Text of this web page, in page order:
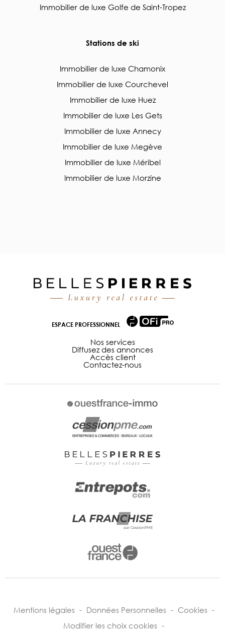
Immobilier de luxe Golfe de Saint-Tropez
Stations de ski
Immobilier de luxe Chamonix
Immobilier de luxe Courchevel
Immobilier de luxe Huez
Immobilier de luxe Les Gets
Immobilier de luxe Annecy
Immobilier de luxe Megève
Immobilier de luxe Méribel
Immobilier de luxe Morzine
ESPACE PROFESSIONNEL
Nos services
Diffusez des annonces
Accès client
Contactez-nous
Mentions légales - Données Personnelles - Cookies -
Modifier les choix cookies -